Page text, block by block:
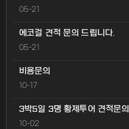
05-21
에코걸 견적 문의 드립니다.
05-21
비용문의
10-17
3박5일 3명 황제투어 견적문의
10-02